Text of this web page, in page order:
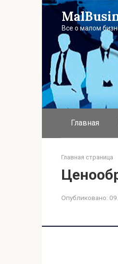
Все о малом
Главная
Главная страница
Опубликовано: